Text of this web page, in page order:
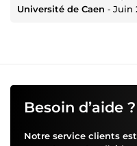
Université de Caen ‐ Juin
Besoin d’aide ?
Notre service clients